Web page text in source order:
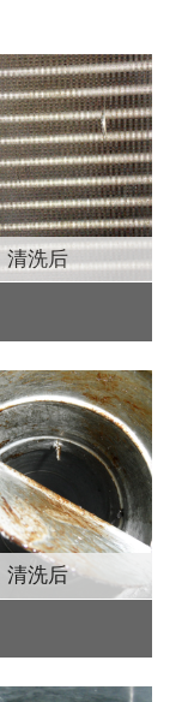
清洗后
清洗后